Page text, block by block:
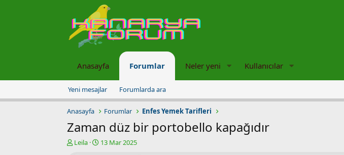
Anasayfa Forumlar Neler yeni Kullanıcılar
Yeni mesajlar Forumlarda ara
Anasayfa Forumlar Enfes Yemek Tarifleri
Zaman düz bir portobello kapağıdır
KLeila
B13 Mar 2025